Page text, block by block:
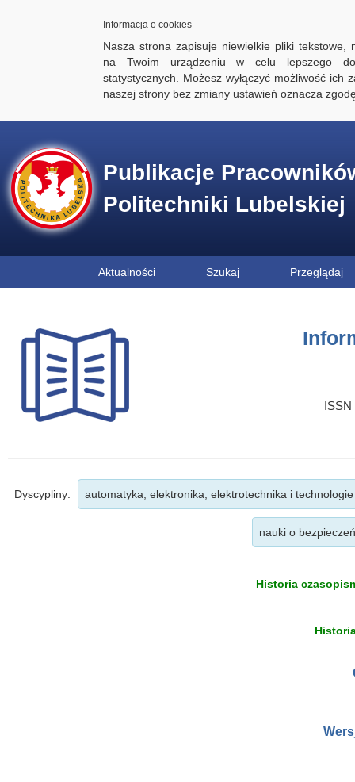
Informacja o cookies
Nasza strona zapisuje niewielkie pliki tekstowe,
na Twoim urządzeniu w celu lepszego
statystycznych. Możesz wyłączyć możliwość ich
naszej strony bez zmiany ustawień oznacza
Publikacje
Politechniki Lubelskiej
Aktualności Szukaj Przeglądaj
ISSN
Dyscypliny: automatyka, elektronika, elektrotechnika i
nauki o
Historia